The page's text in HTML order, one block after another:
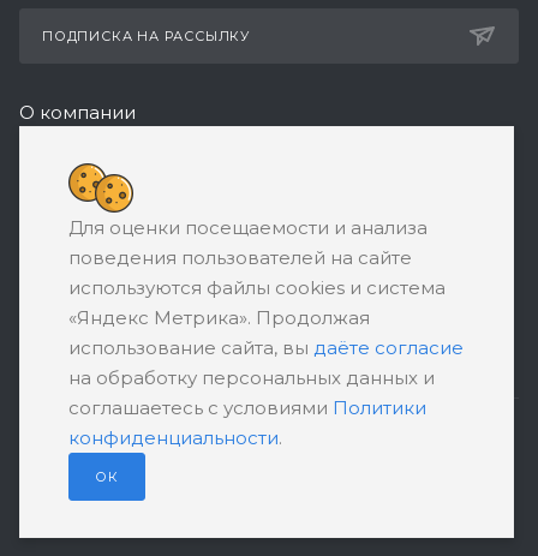
ПОДПИСКА НА РАССЫЛКУ
О компании
Реквизиты
+7 (495) 532-05-11
ЗАКАЗАТЬ ЗВОНОК
support@ratingbankrotstva.ru
111398, Москва, ул. Плеханова, д. 30,
абонентский ящик №5
ПОЛИТИКА КОНФИДЕНЦИАЛЬНОСТИ
ПОЛЬЗОВАТЕЛЬСКОЕ СОГЛАШЕНИЕ
Для оценки посещаемости и анализа
поведения пользователей на сайте
используются файлы cookies и система
«Яндекс Метрика». Продолжая
использование сайта, вы даёте согласие
на обработку персональных данных и
соглашаетесь с условиями Политики
конфиденциальности.
ОК